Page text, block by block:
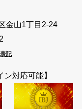
金山1丁目2-24
記
対応可能】